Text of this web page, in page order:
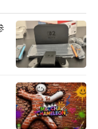
PK中，新区冲
厚的冲级赛奖
放）、1888金
安排等你突破自
战！】